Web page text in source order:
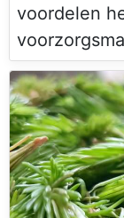
voordelen